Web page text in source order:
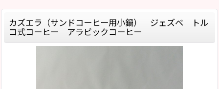
カズエラ（サンドコーヒー用小鍋） ジェズベ トル
コ式コーヒー アラビックコーヒー